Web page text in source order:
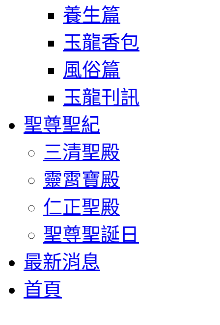
養生篇
玉龍香包
風俗篇
玉龍刊訊
聖尊聖紀
三清聖殿
靈霄寶殿
仁正聖殿
聖尊聖誕日
最新消息
首頁